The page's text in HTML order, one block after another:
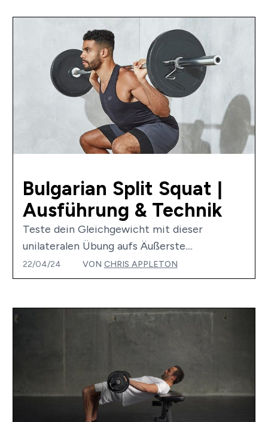
Bulgarian Split Squat |
Ausführung & Technik
Teste dein Gleichgewicht mit dieser
unilateralen Übung aufs Äußerste....
22/04/24 VON CHRIS APPLETON